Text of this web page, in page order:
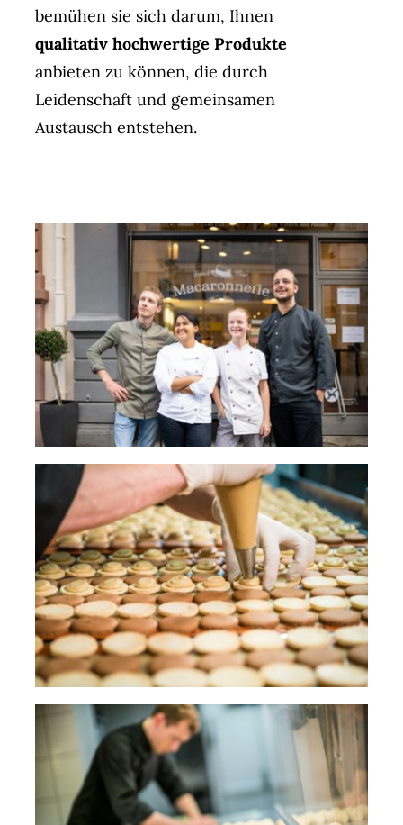
bemühen sie sich darum, Ihnen
qualitativ hochwertige Produkte
anbieten zu können, die durch
Leidenschaft und gemeinsamen
Austausch entstehen.